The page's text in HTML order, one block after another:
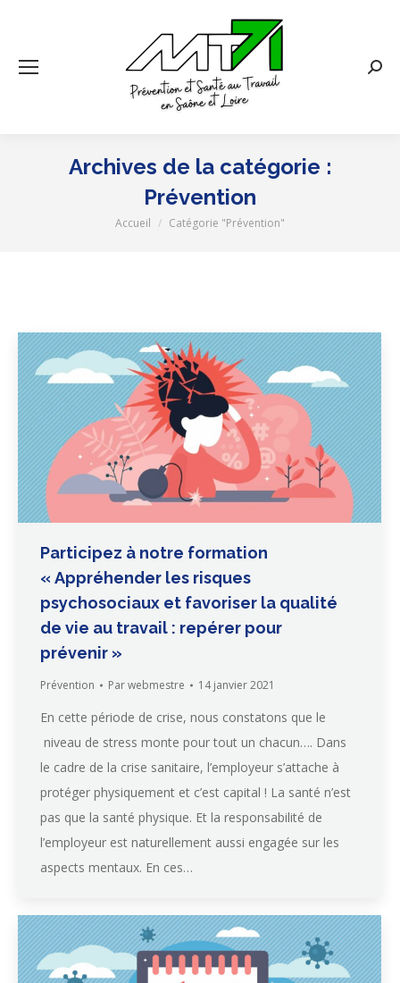
Archives de la catégorie :
Prévention
Vous êtes ici :
Accueil Catégorie "Prévention"
Participez à notre formation
« Appréhender les risques
psychosociaux et favoriser la qualité
de vie au travail : repérer pour
prévenir »
Prévention Parwebmestre 14 janvier 2021
En cette période de crise, nous constatons que le
niveau de stress monte pour tout un chacun…. Dans
le cadre de la crise sanitaire, l’employeur s’attache à
protéger physiquement et c’est capital ! La santé n’est
pas que la santé physique. Et la responsabilité de
l’employeur est naturellement aussi engagée sur les
aspects mentaux. En ces…